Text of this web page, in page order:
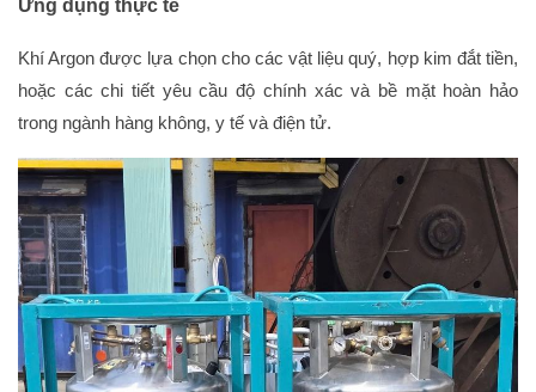
Ứng dụng thực tế
Khí Argon được lựa chọn cho các vật liệu quý, hợp kim đắt tiền,
hoặc các chi tiết yêu cầu độ chính xác và bề mặt hoàn hảo
trong ngành hàng không, y tế và điện tử.